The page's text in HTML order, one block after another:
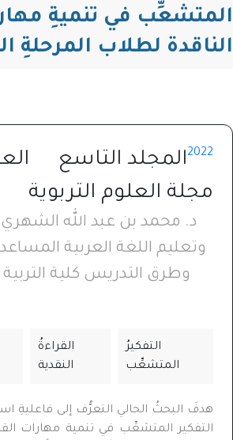
المتشعِّب في تنميةِ
الناقدة لطلاب المرحلةِ
2022المجلد التاسع
مجلة العلوم التربوية
د. محمد بن عبد الله الشهري
وتعليم اللغة العربية
وطرق التدريس كلية
التفكيرُ
المتشعِّب
القراءةُ
النقدية
هدفَ البحثُ الحالي التعرُّف إلى فاعليةِ
التفكير المتشعِّب في تنمية مهارات